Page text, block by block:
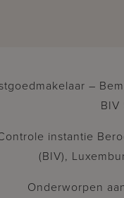
–
BIV
instantie
(BIV),
Onderworpen